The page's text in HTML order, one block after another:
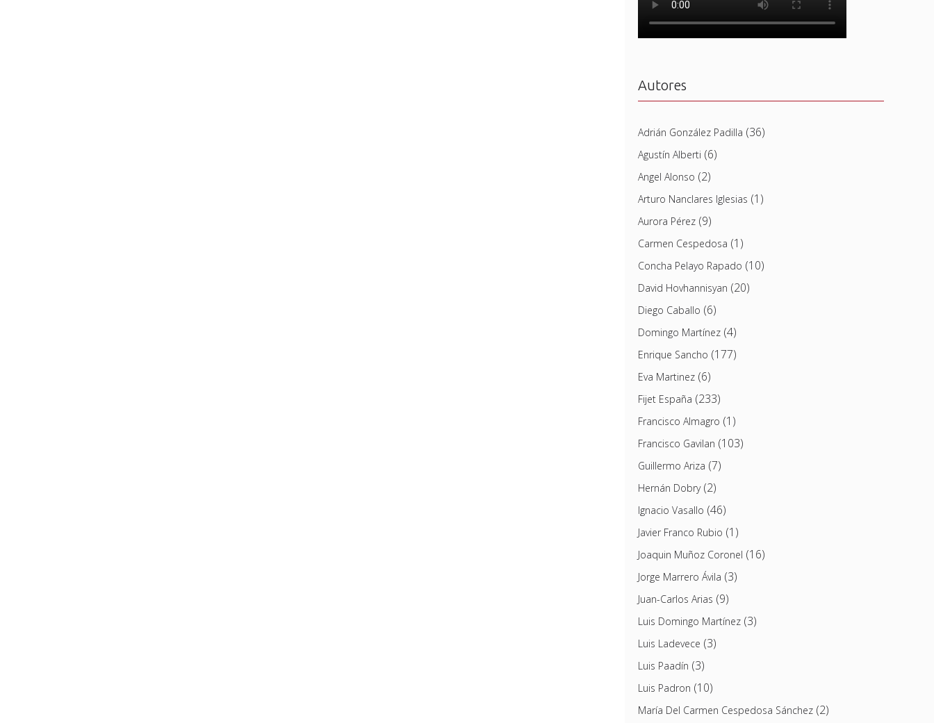
Autores
Adrián González Padilla (36)
Agustín Alberti (6)
Angel Alonso (2)
Arturo Nanclares Iglesias (1)
Aurora Pérez(9)
Carmen Cespedosa (1)
Concha Pelayo Rapado (10)
David Hovhannisyan (20)
Diego Caballo (6)
Domingo Martínez(4)
Enrique Sancho (177)
Eva Martinez(6)
Fijet España (233)
Francisco Almagro (1)
Francisco Gavilan (103)
Guillermo Ariza (7)
Hernán Dobry(2)
Ignacio Vasallo (46)
Javier Franco Rubio (1)
Joaquin Muñoz Coronel (16)
Jorge Marrero Ávila (3)
Juan-Carlos Arias (9)
Luis Domingo Martínez(3)
Luis Ladevece (3)
Luis Paadín (3)
Luis Padron (10)
María Del Carmen Cespedosa Sánchez(2)